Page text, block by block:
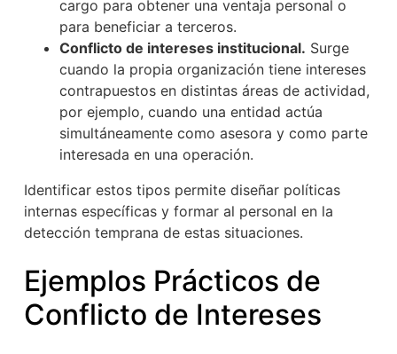
cargo para obtener una ventaja personal o
para beneficiar a terceros.
Conflicto de intereses institucional. Surge
cuando la propia organización tiene intereses
contrapuestos en distintas áreas de actividad,
por ejemplo, cuando una entidad actúa
simultáneamente como asesora y como parte
interesada en una operación.
Identificar estos tipos permite diseñar políticas
internas específicas y formar al personal en la
detección temprana de estas situaciones.
Ejemplos Prácticos de
Conflicto de Intereses